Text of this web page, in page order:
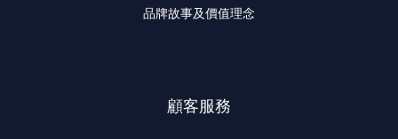
品牌故事及價值理念
顧客服務